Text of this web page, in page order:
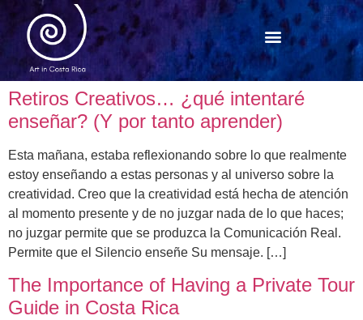
Retiros Creativos… ¿qué intentaré
enseñar? (Y por tanto aprender)
Esta mañana, estaba reflexionando sobre lo que realmente
estoy enseñando a estas personas y al universo sobre la
creatividad. Creo que la creatividad está hecha de atención
al momento presente y de no juzgar nada de lo que haces;
no juzgar permite que se produzca la Comunicación Real.
Permite que el Silencio enseñe Su mensaje. […]
The Importance of Having a Private Tour
Guide in Costa Rica